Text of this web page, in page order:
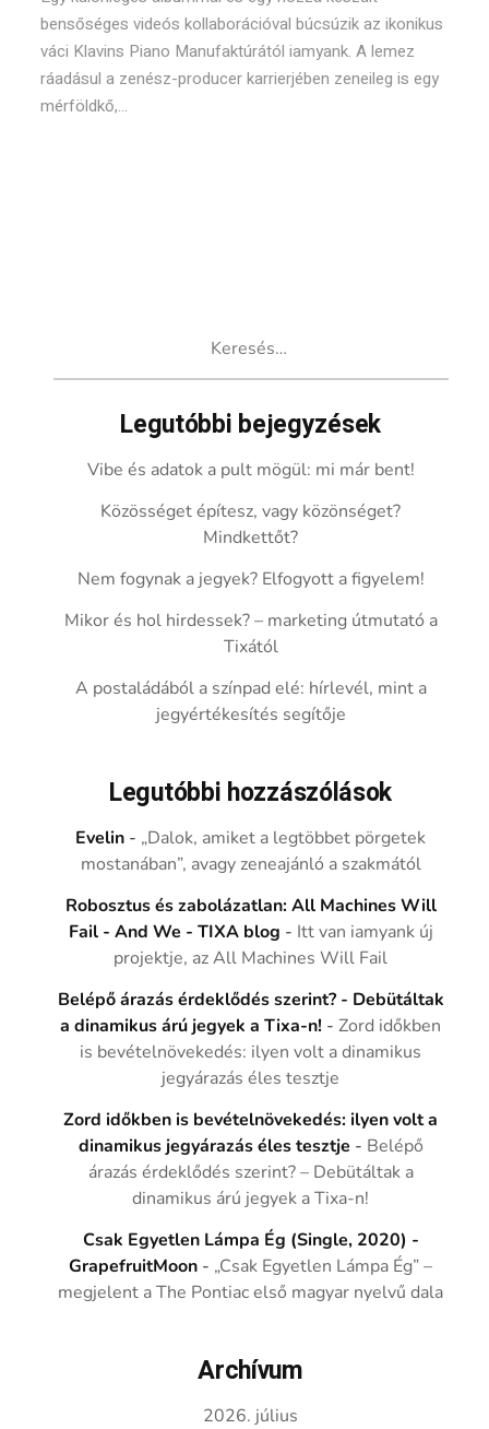
bensőséges videós kollaborációval búcsúzik az ikonikus
váci Klavins Piano Manufaktúrától iamyank. A lemez
ráadásul a zenész-producer karrierjében zeneileg is egy
mérföldkő,...
Legutóbbi bejegyzések
Vibe és adatok a pult mögül: mi már bent!
Közösséget építesz, vagy közönséget?
Mindkettőt?
Nem fogynak a jegyek? Elfogyott a figyelem!
Mikor és hol hirdessek? – marketing útmutató a
Tixától
A postaládából a színpad elé: hírlevél, mint a
jegyértékesítés segítője
Legutóbbi hozzászólások
Evelin - „Dalok, amiket a legtöbbet pörgetek
mostanában”, avagy zeneajánló a szakmától
Robosztus és zabolázatlan: All Machines Will
Fail - And We - TIXA blog - Itt van iamyank új
projektje, az All Machines Will Fail
Belépő árazás érdeklődés szerint? - Debütáltak
a dinamikus árú jegyek a Tixa-n! -Zord időkben
is bevételnövekedés: ilyen volt a dinamikus
jegyárazás éles tesztje
Zord időkben is bevételnövekedés: ilyen volt a
dinamikus jegyárazás éles tesztje - Belépő
árazás érdeklődés szerint? – Debütáltak a
dinamikus árú jegyek a Tixa-n!
Csak Egyetlen Lámpa Ég (Single, 2020) -
GrapefruitMoon - „Csak Egyetlen Lámpa Ég” –
megjelent a The Pontiac első magyar nyelvű dala
Archívum
2026. július